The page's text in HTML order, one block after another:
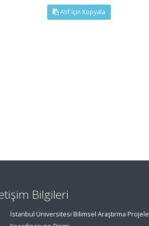
Atıf İçin Kopyala
Bilgileri
İstanbul Üniversitesi Bilimsel Araştırma